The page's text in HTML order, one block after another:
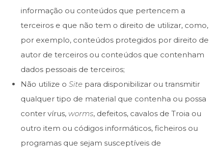
informação ou conteúdos que pertencem a
terceiros e que não tem o direito de utilizar, como,
por exemplo, conteúdos protegidos por direito de
autor de terceiros ou conteúdos que contenham
dados pessoais de terceiros;
Não utilize oSite para disponibilizar ou transmitir
qualquer tipo de material que contenha ou possa
conter vírus, worms, defeitos, cavalos de Troia ou
outro item ou códigos informáticos, ficheiros ou
programas que sejam susceptíveis de